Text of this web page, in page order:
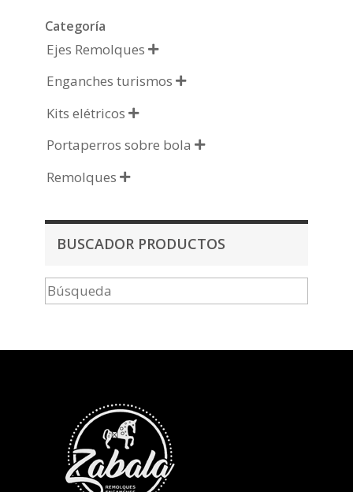
Categoría
Ejes Remolques 
Enganches turismos 
Kits elétricos 
Portaperros sobre bola 
Remolques 
BUSCADOR PRODUCTOS